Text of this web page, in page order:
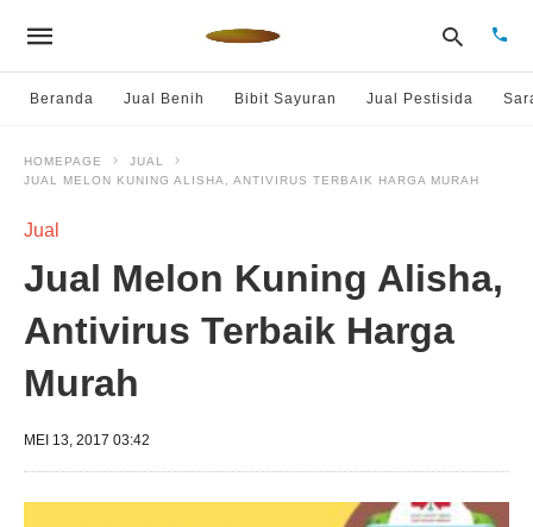
hit
Beranda Jual Benih Bibit Sayuran Jual Pestisida
HOMEPAGE
JUAL
JUAL MELON KUNING ALISHA, ANTIVIRUS TERBAIK HARGA MURAH
Jual
Jual Melon Kuning Alisha,
Antivirus Terbaik Harga
Murah
MEI 13, 2017 03:42